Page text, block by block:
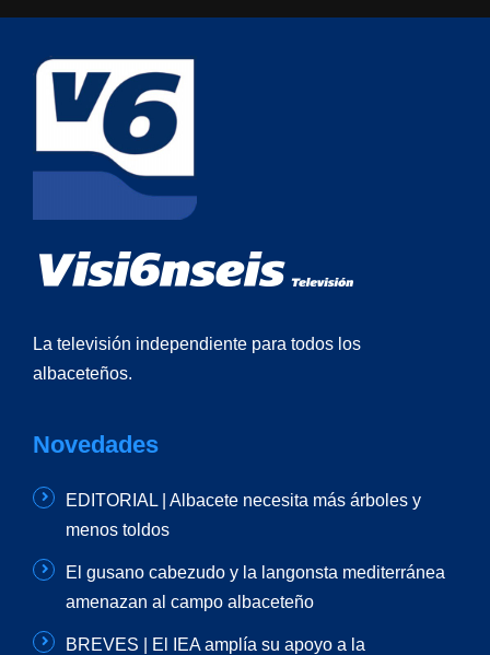
La televisión independiente para todos los
albaceteños.
Novedades
EDITORIAL | Albacete necesita más árboles y
menos toldos
El gusano cabezudo y la langonsta mediterránea
amenazan al campo albaceteño
BREVES | El IEA amplía su apoyo a la